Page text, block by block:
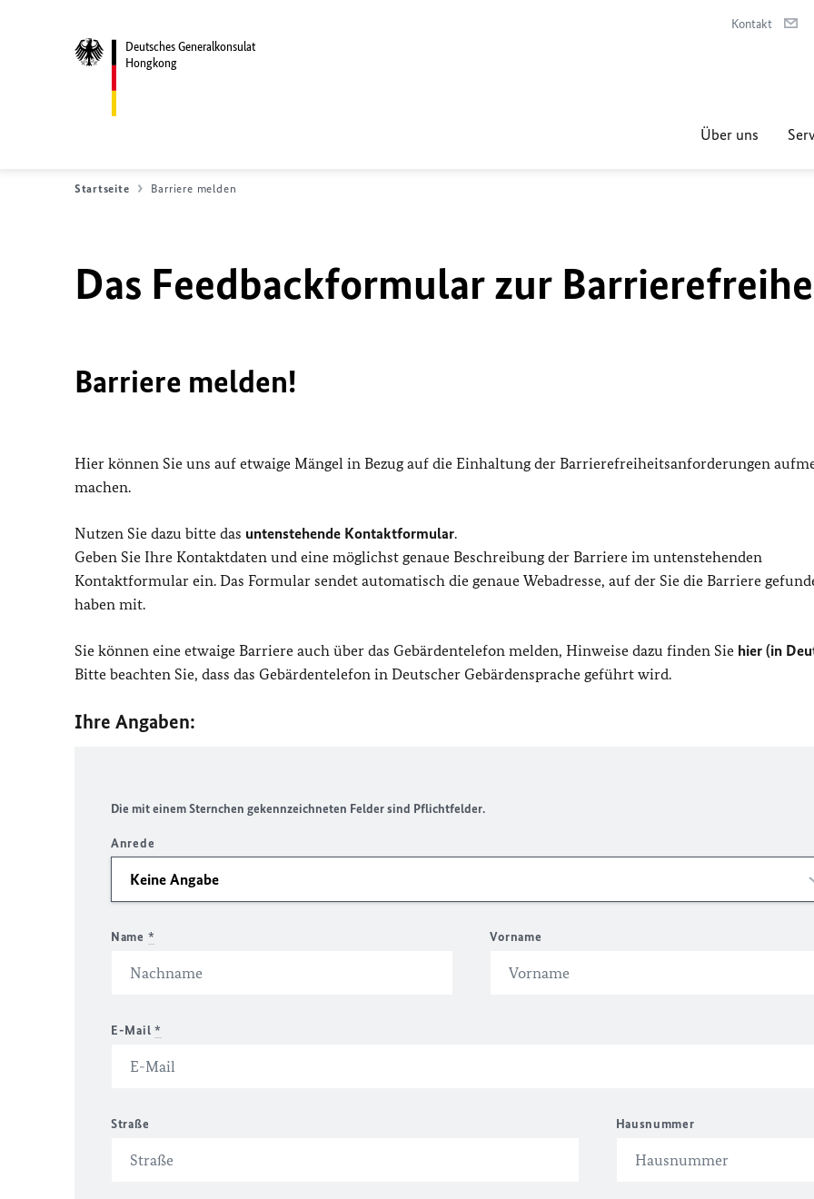
Deutsches Generalkonsulat
Hongkong
Kontakt
Über uns
Startseite Barriere melden
Das Feedbackformular zur
Barriere melden!
Hier können Sie uns auf etwaige Mängel in Bezug auf die Einhaltung der Barrierefreiheitsanforderungen
machen.
Nutzen Sie dazu bitte das untenstehende Kontaktformular.
Geben Sie Ihre Kontaktdaten und eine möglichst genaue Beschreibung der Barriere im untenstehenden
Kontaktformular ein. Das Formular sendet automatisch die genaue Webadresse, auf der Sie die Barriere
haben mit.
Sie können eine etwaige Barriere auch über das Gebärdentelefon melden, Hinweise dazu finden Sie hier (in
Bitte beachten Sie, dass das Gebärdentelefon in Deutscher Gebärdensprache geführt wird.
Ihre Angaben:
Die mit einem Sternchen gekennzeichneten Felder sind Pflichtfelder.
Anrede
Name * Vorname
E-Mail *
Straße Hausnummer